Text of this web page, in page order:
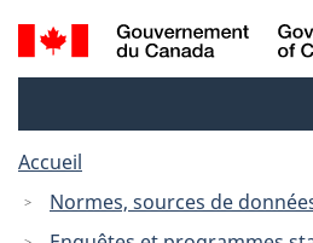
au
à
Recherche
et
Accueil
Normes, sources de